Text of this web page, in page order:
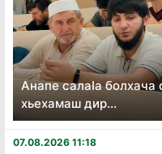
Анапе салаӏа
хьехамаш дир...
07.08.2026 11:18